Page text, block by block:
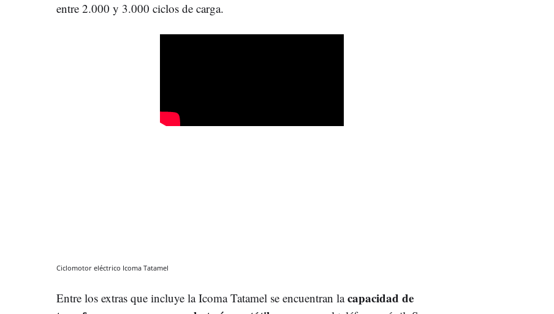
entre 2.000 y 3.000 ciclos de carga.
Ciclomotor eléctrico Icoma Tatamel
Entre los extras que incluye la Icoma Tatamel se encuentran lacapacidad de